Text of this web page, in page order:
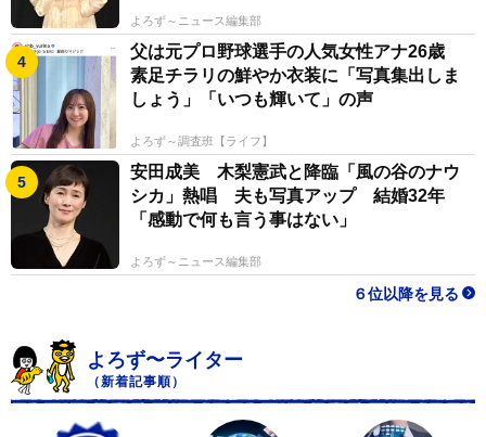
よろず～ニュース編集部
父は元プロ野球選手の人気女性アナ26歳
素足チラリの鮮やか衣装に「写真集出しま
しょう」「いつも輝いて」の声
よろず～調査班【ライフ】
安田成美 木梨憲武と降臨「風の谷のナウ
シカ」熱唱 夫も写真アップ 結婚32年
「感動で何も言う事はない」
よろず～ニュース編集部
６位以降を見る
よろず〜ライター
（新着記事順）